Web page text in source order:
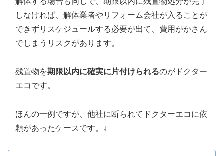
しなければ、解体業者やリフォーム会社が入ることが
できずリスケジュールする必要が出て、費用がかさん
でしまうリスクがあります。
残置物を期限以内に確実に片付けられるのがドクター
エコです。
ほんの一例ですが、他社に断られてドクターエコに依
頼があったケースです。↓